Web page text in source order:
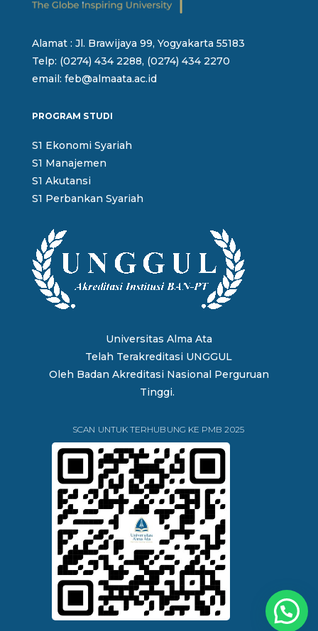
Alamat : Jl. Brawijaya 99, Yogyakarta 55183
Telp: (0274) 434 2288, (0274) 434 2270
email: feb@almaata.ac.id
PROGRAM STUDI
S1 Ekonomi Syariah
S1 Manajemen
S1 Akutansi
S1 Perbankan Syariah
Universitas Alma Ata
Telah Terakreditasi UNGGUL
Oleh Badan Akreditasi Nasional Perguruan
Tinggi.
SCAN UNTUK TERHUBUNG KE PMB 2025